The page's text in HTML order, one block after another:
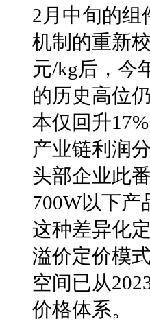
2月中旬的组
机制的重新
元/kg后，今
的历史高位
本仅回升
产业链利润
头部企业此
700W以下产
这种差异化
溢价定价模
空间已从
价格体系。